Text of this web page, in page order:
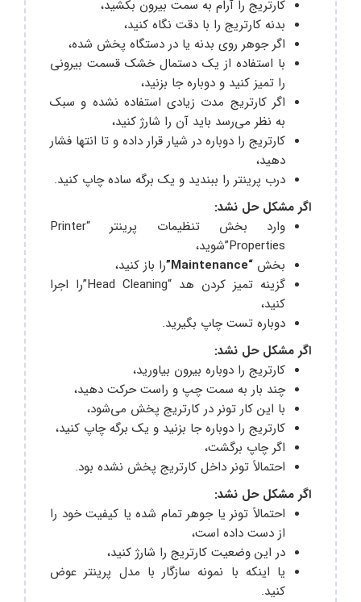
کارتریج را آرام به سمت بیرون بکشید،
بدنه کارتریج را با دقت نگاه کنید،
اگر جوهر روی بدنه یا در دستگاه پخش شده،
با استفاده از یک دستمال خشک قسمت بیرونی
را تمیز کنید و دوباره جا بزنید،
اگر کارتریج مدت زیادی استفاده نشده و سبک
به نظر می‌رسد باید آن را شارژ کنید،
کارتریج را دوباره در شیار قرار داده و تا انتها فشار
دهید،
درب پرینتر را ببندید و یک برگه ساده چاپ کنید.
اگر مشکل حل نشد:
وارد بخش تنظیمات پرینتر “Printer
Properties”شوید،
بخش “Maintenance”
را باز کنید،
گزینه تمیز کردن هد “Head Cleaning”را اجرا
کنید،
دوباره تست چاپ بگیرید.
اگر مشکل حل نشد:
کارتریج را دوباره بیرون بیاورید،
چند بار به سمت چپ و راست حرکت دهید،
با این کار تونر در کارتریج پخش می‌شود،
کارتریج را دوباره جا بزنید و یک برگه چاپ کنید،
اگر چاپ برگشت،
احتمالاً تونر داخل کارتریج پخش نشده بود.
اگر مشکل حل نشد:
احتمالاً تونر یا جوهر تمام شده یا کیفیت خود را
از دست داده است،
در این وضعیت کارتریج را شارژ کنید،
یا اینکه با نمونه سازگار با مدل پرینتر عوض
کنید.